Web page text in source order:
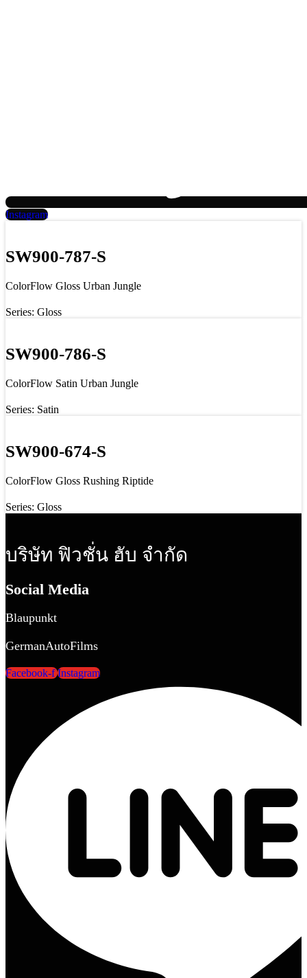
Instagram
SW900-787-S
ColorFlow Gloss Urban Jungle
Series: Gloss
SW900-786-S
ColorFlow Satin Urban Jungle
Series: Satin
SW900-674-S
ColorFlow Gloss Rushing Riptide
Series: Gloss
บริษัท ฟิวชั่น ฮับ จำกัด
Social Media
Blaupunkt
GermanAutoFilms
Facebook-f Instagram